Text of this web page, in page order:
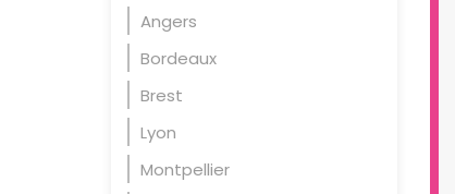
Angers
Bordeaux
Brest
Lyon
Montpellier